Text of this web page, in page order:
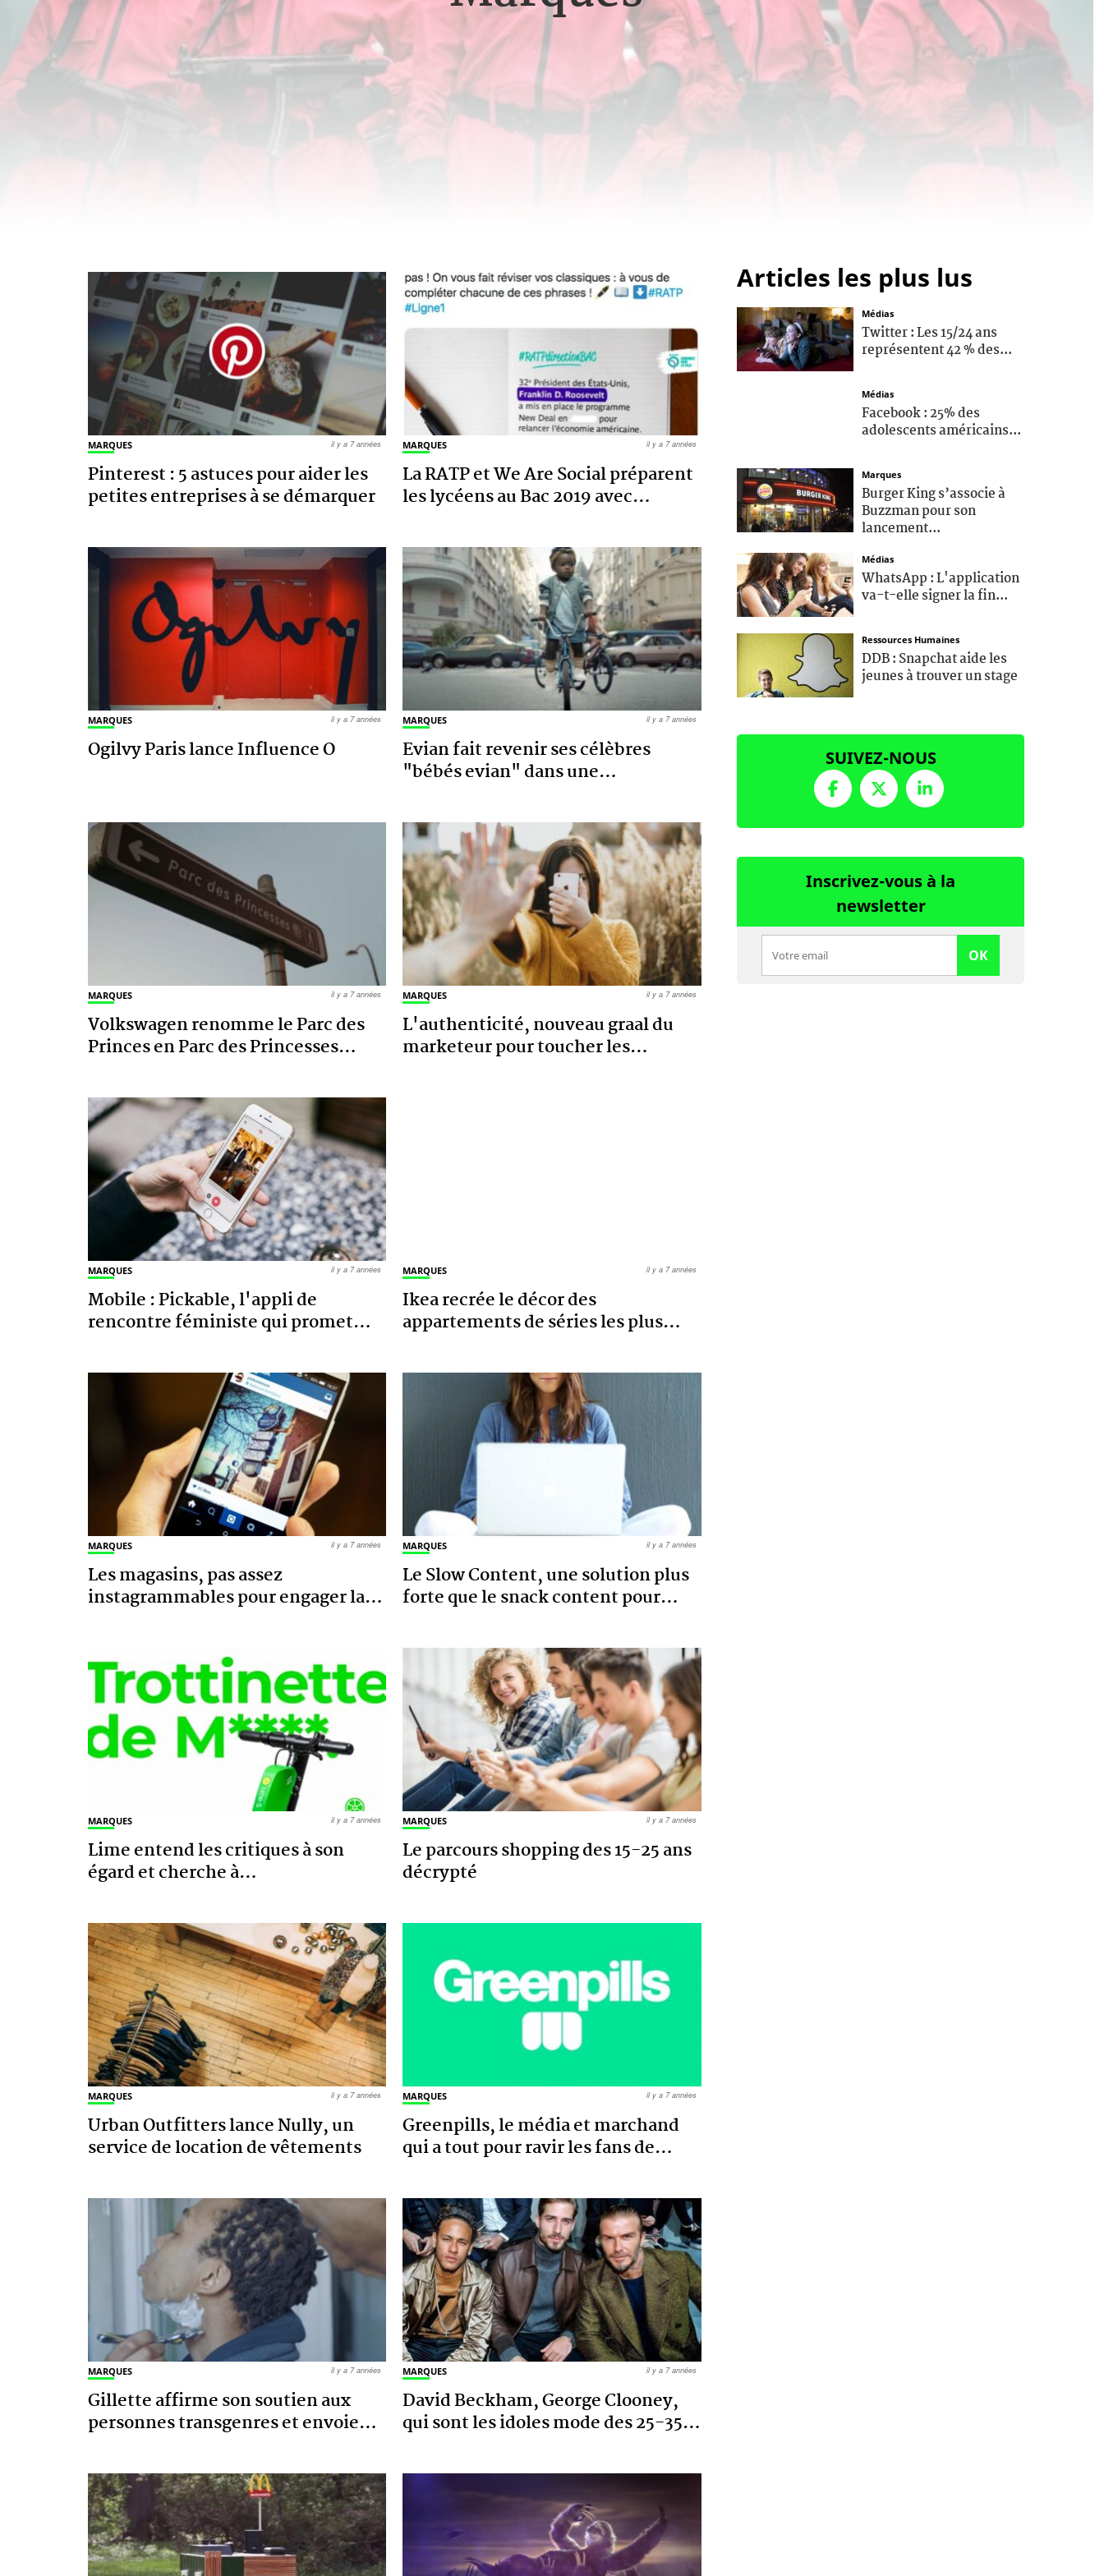
MARQUES
Pinterest : 5 astuces pour aider les
petites entreprises à se démarquer
il y a 7 années MARQUES
La RATP et We Are Social préparent
les lycéens au Bac 2019 avec…
il y a 7 années
MARQUES
Ogilvy Paris lance Influence O
il y a 7 années MARQUES
Evian fait revenir ses célèbres
"bébés evian" dans une…
il y a 7 années
MARQUES
Volkswagen renomme le Parc des
Princes en Parc des Princesses…
il y a 7 années MARQUES
L'authenticité, nouveau graal du
marketeur pour toucher les…
il y a 7 années
MARQUES
Mobile : Pickable, l'appli de
rencontre féministe qui promet…
il y a 7 années MARQUES
Ikea recrée le décor des
appartements de séries les plus…
il y a 7 années
MARQUES
Les magasins, pas assez
instagrammables pour engager la…
il y a 7 années MARQUES
Le Slow Content, une solution plus
forte que le snack content pour…
il y a 7 années
MARQUES
Lime entend les critiques à son
égard et cherche à…
il y a 7 années MARQUES
Le parcours shopping des 15-25 ans
décrypté
il y a 7 années
MARQUES
Urban Outfitters lance Nully, un
service de location de vêtements
il y a 7 années MARQUES
Greenpills, le média et marchand
qui a tout pour ravir les fans de…
il y a 7 années
MARQUES
Gillette affirme son soutien aux
personnes transgenres et envoie…
il y a 7 années MARQUES
David Beckham, George Clooney,
qui sont les idoles mode des 25-35…
il y a 7 années
Articles les plus lus
Médias
Twitter : Les 15/24 ans
représentent 42 % des...
Médias
Facebook : 25% des
adolescents américains...
Marques
Burger King s’associe à
Buzzman pour son
lancement...
Médias
WhatsApp : L'application
va-t-elle signer la fin...
Ressources Humaines
DDB : Snapchat aide les
jeunes à trouver un stage
SUIVEZ-NOUS
Inscrivez-vous à la
newsletter
OK